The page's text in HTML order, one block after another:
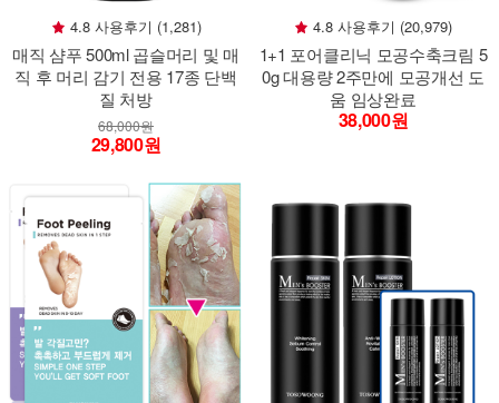
4.8 사용후기 (1,281)
매직 샴푸 500ml 곱슬머리 및 매
직 후 머리 감기 전용 17종 단백
질 처방
68,000원
29,800원
4.8 사용후기 (20,979)
1+1 포어클리닉 모공수축크림 5
0g 대용량 2주만에 모공개선 도
움 임상완료
38,000원